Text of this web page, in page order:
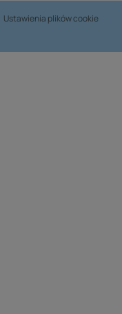
Ustawienia plików cookie